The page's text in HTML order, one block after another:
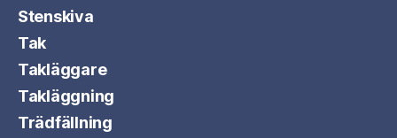
Stenskiva
Tak
Takläggare
Takläggning
Trädfällning